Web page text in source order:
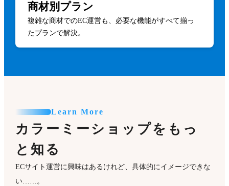
商材別プラン
複雑な商材でのEC運営も、必要な機能がすべて揃っ
たプランで解決。
Learn More
カラーミーショップをもっ
と知る
ECサイト運営に興味はあるけれど、具体的にイメージできな
い……。